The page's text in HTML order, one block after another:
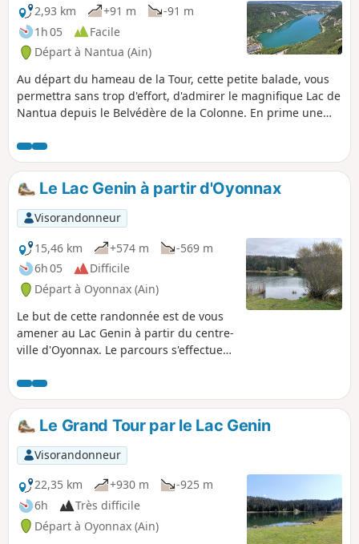
2,93 km
+91 m
-91 m
1h 05
Facile
Départ à Nantua (Ain)
Au départ du hameau de la Tour, cette petite balade, vous
permettra sans trop d'effort, d'admirer le magnifique Lac de
Nantua depuis le Belvédère de la Colonne. En prime une
Le Lac Genin à partir d'Oyonnax
Visorandonneur
15,46 km
+574 m
-569 m
6h 05
Difficile
Départ à Oyonnax (Ain)
Le but de cette randonnée est de vous
amener au Lac Genin à partir du centre-
ville d'Oyonnax. Le parcours s'effectuera
fois arrivé au lac, libre à chacun d'y
passer plus ou moins de temps selon
ses goûts.
Le Grand Tour par le Lac Genin
Visorandonneur
22,35 km
+930 m
-925 m
6h
Très difficile
Départ à Oyonnax (Ain)